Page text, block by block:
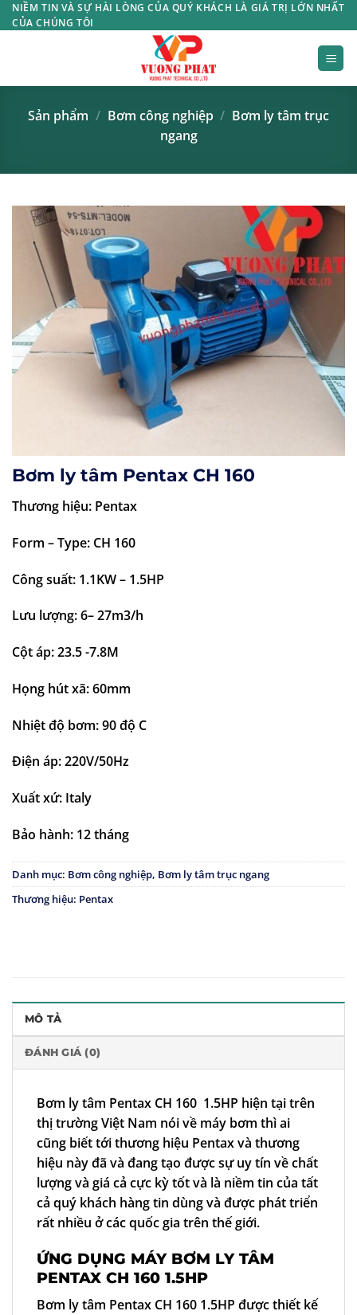
Bỏ
qua
NIỀM TIN VÀ SỰ HÀI LÒNG CỦA QUÝ KHÁCH LÀ GIÁ TRỊ LỚN NHẤT
CỦA CHÚNG TÔI
Sản phẩm / Bơm công nghiệp / Bơm ly tâm trục
ngang
Bơm ly tâm Pentax CH 160
Thương hiệu: Pentax
Form – Type: CH 160
Công suất: 1.1KW – 1.5HP
Lưu lượng: 6– 27m3/h
Cột áp: 23.5 -7.8M
Họng hút xã: 60mm
Nhiệt độ bơm: 90 độ C
Điện áp: 220V/50Hz
Xuất xứ: Italy
Bảo hành: 12 tháng
Danh mục: Bơm công nghiệp, Bơm ly tâm trục ngang
Thương hiệu: Pentax
MÔ TẢ
ĐÁNH GIÁ (0)
Bơm ly tâm Pentax CH 160 1.5HP hiện tại trên
thị trường Việt Nam nói về máy bơm thì ai
cũng biết tới thương hiệu Pentax và thương
hiệu này đã và đang tạo được sự uy tín về chất
lượng và giá cả cực kỳ tốt và là niềm tin của tất
cả quý khách hàng tin dùng và được phát triển
rất nhiều ở các quốc gia trên thế giới.
ỨNG DỤNG MÁY BƠM LY TÂM
PENTAX CH 160 1.5HP
Bơm ly tâm Pentax CH 160 1.5HP được thiết kế